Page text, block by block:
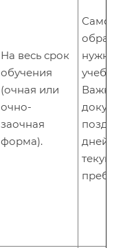
На весь срок
обучения
(очная или
очно-
заочная
форма).
нужно.
Важно
дней